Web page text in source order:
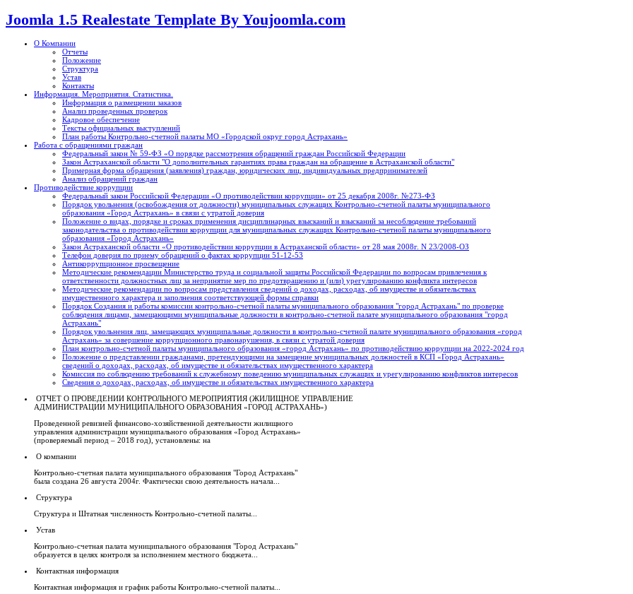
Joomla 1.5 Realestate Template By Youjoomla.com
О Компании
Отчеты
Положение
Структура
Устав
Контакты
Информация. Мероприятия. Статистика.
Информация о размещении заказов
Анализ проведенных проверок
Кадровое обеспечение
Тексты официальных выступлений
План работы Контрольно-счетной палаты МО «Городской округ город Астрахань»
Работа с обращениями граждан
Федеральный закон № 59-ФЗ «О порядке рассмотрения обращений граждан Российской Федерации
Закон Астраханской области "О дополнительных гарантиях права граждан на обращение в Астраханской области"
Примерная форма обращения (заявления) граждан, юридических лиц, индивидуальных предпринимателей
Анализ обращений граждан
Противодействие коррупции
Федеральный закон Российской Федерации «О противодействии коррупции» от 25 декабря 2008г. №273-ФЗ
Порядок увольнения (освобождения от должности) муниципальных служащих Контрольно-счетной палаты муниципального
образования «Город Астрахань» в связи с утратой доверия
Положение о видах, порядке и сроках применения дисциплинарных взысканий и взысканий за несоблюдение требований
законодательства о противодействии коррупции для муниципальных служащих Контрольно-счетной палаты муниципального
образования «Город Астрахань»
Закон Астраханской области «О противодействии коррупции в Астраханской области» от 28 мая 2008г. N 23/2008-ОЗ
Телефон доверия по приему обращений о фактах коррупции 51-12-53
Антикоррупционное просвещение
Методические рекомендации Министерство труда и социальной защиты Российской Федерации по вопросам привлечения к
ответственности должностных лиц за непринятие мер по предотвращению и (или) урегулированию конфликта интересов
Методические рекомендации по вопросам представления сведений о доходах, расходах, об имуществе и обязательствах
имущественного характера и заполнения соответствующей формы справки
Порядок Создания и работы комиссии контрольно-счетной палаты муниципального образования "город Астрахань" по проверке
соблюдения лицами, замещающими муниципальные должности в контрольно-счетной палате муниципального образования "город
Астрахань"
Порядок увольнения лиц, замещающих муниципальные должности в контрольно-счетной палате муниципального образования «город
Астрахань» за совершение коррупционного правонарушения, в связи с утратой доверия
План контрольно-счетной палаты муниципального образования «город Астрахань» по противодействию коррупции на 2022-2024 год
Положение о представлении гражданами, претендующими на замещение муниципальных должностей в КСП «Город Астрахань»
сведений о доходах, расходах, об имуществе и обязательствах имущественного характера
Комиссия по соблюдению требований к служебному поведению муниципальных служащих и урегулированию конфликтов интересов
Сведения о доходах, расходах, об имуществе и обязательствах имущественного характера
ОТЧЕТ О ПРОВЕДЕНИИ КОНТРОЛЬНОГО МЕРОПРИЯТИЯ (ЖИЛИЩНОЕ УПРАВЛЕНИЕ
АДМИНИСТРАЦИИ МУНИЦИПАЛЬНОГО ОБРАЗОВАНИЯ «ГОРОД АСТРАХАНЬ»)
Проведенной ревизией финансово-хозяйственной деятельности жилищного
управления администрации муниципального образования «Город Астрахань»
(проверяемый период – 2018 год), установлены: на
О компании
Контрольно-счетная палата муниципального образования "Город Астрахань"
была создана 26 августа 2004г. Фактически свою деятельность начала...
Структура
Структура и Штатная численность Контрольно-счетной палаты...
Устав
Контрольно-счетная палата муниципального образования "Город Астрахань"
образуется в целях контроля за исполнением местного бюджета...
Контактная информация
Контактная информация и график работы Контрольно-счетной палаты...